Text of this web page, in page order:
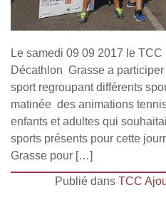
Le samedi 09 09 2017 le
Décathlon Grasse a
sport regroupant différents
matinée des animations
enfants et adultes qui
sports présents pour cette
Grasse pour […]
Publié dans TCC